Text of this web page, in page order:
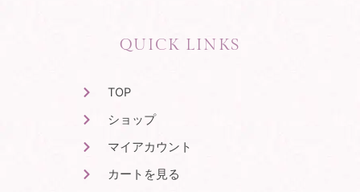
QUICK LINKS
TOP
ショップ
マイアカウント
カートを見る